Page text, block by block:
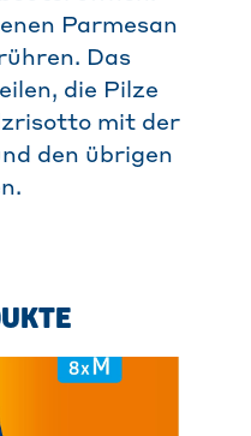
Parmesan
Das
die Pilze
mit der
den übrigen